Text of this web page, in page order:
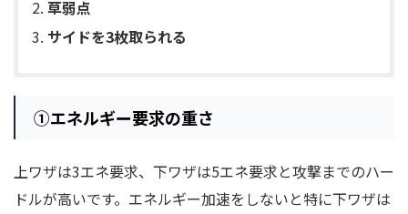
草弱点
サイドを3枚取られる
①エネルギー要求の重さ
上ワザは3エネ要求、下ワザは5エネ要求と攻撃までのハー
ドルが高いです。エネルギー加速をしないと特に下ワザは